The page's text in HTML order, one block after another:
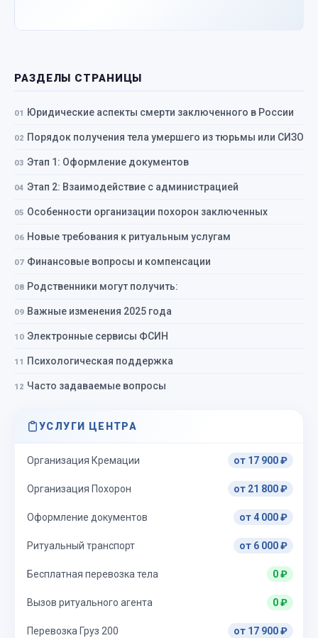
РАЗДЕЛЫ СТРАНИЦЫ
Юридические аспекты смерти заключенного в России
Порядок получения тела умершего из тюрьмы или СИЗО
Этап 1: Оформление документов
Этап 2: Взаимодействие с администрацией
Особенности организации похорон заключенных
Новые требования к ритуальным услугам
Финансовые вопросы и компенсации
Родственники могут получить:
Важные изменения 2025 года
Электронные сервисы ФСИН
Психологическая поддержка
Часто задаваемые вопросы
УСЛУГИ ЦЕНТРА
Организация Кремации от 17 900 ₽
Организация Похорон от 21 800 ₽
Оформление документов от 4 000 ₽
Ритуальный транспорт от 6 000 ₽
Бесплатная перевозка тела 0 ₽
Вызов ритуального агента 0 ₽
Перевозка Груз 200 от 17 900 ₽